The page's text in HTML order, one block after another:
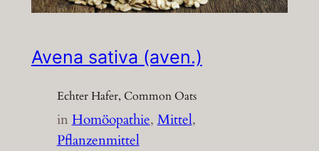
Avena sativa (aven.)
Echter Hafer, Common Oats
inHomöopathie, Mittel
Pflanzenmittel